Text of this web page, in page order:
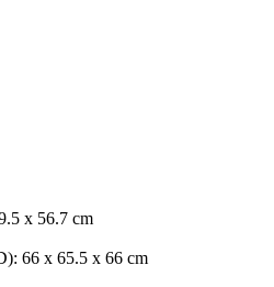
x 56.7 cm
66 x 65.5 x 66 cm